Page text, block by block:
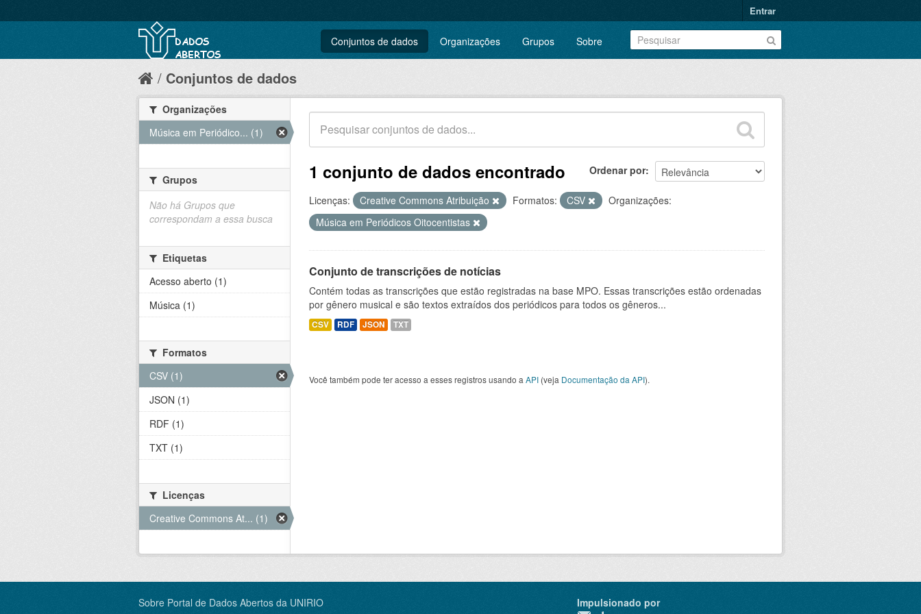
Entrar
Conjuntos de dados Organizações Grupos Sobre
Conjuntos de dados
Ordenar por
1 conjunto de dados encontrado
Licenças: Creative Commons Atribuição Formatos: CSV
Organizações:
Música em Periódicos Oitocentistas
Conjunto de transcrições de notícias
Contém todas as transcrições que estão registradas na base MPO. Essas transcrições estão ordenadas
por gênero musical e são textos extraídos dos periódicos para todos os gêneros...
CSV RDF JSON TXT
Você também pode ter acesso a esses registros usando a API (veja Documentação da API).
Organizações
Música em Periódico... (1)
Grupos
Não há Grupos que
correspondam a essa busca
Etiquetas
Acesso aberto (1)
Música (1)
Formatos
CSV (1)
JSON (1)
RDF (1)
TXT (1)
Licenças
Creative Commons At... (1)
Sobre Portal de Dados Abertos da UNIRIO
Impulsionado por